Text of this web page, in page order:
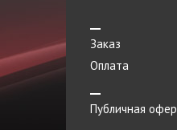
Заказ
Оплата
Публичная